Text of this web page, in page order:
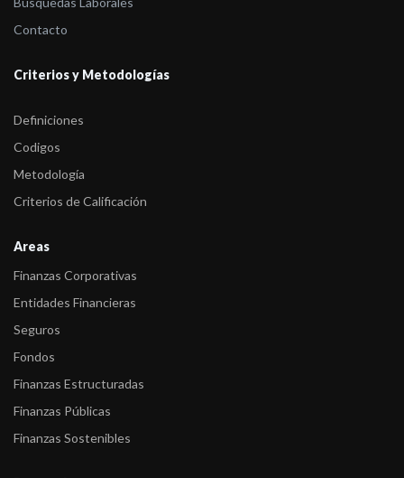
-FIX confirmó a AA-(arg) la calificación de emisor de largo plazo
de Compañí ...
-FIX confirmó en A(arg) RWN, la calificación de emisor de largo
plazo de Com ...
-FIX subió la calificación de emisor de largo plazo de Compañía
Contacto
Criterios y Metodologías
Definiciones
Codigos
Metodología
Criterios de Calificación
Areas
Finanzas Corporativas
Entidades Financieras
Seguros
Fondos
Finanzas Estructuradas
Finanzas Públicas
Finanzas Sostenibles